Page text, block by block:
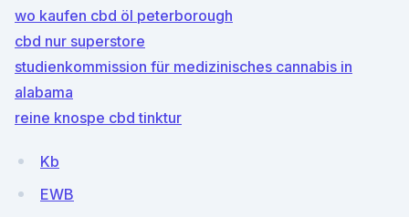
wo kaufen cbd öl peterborough
cbd nur superstore
studienkommission für medizinisches cannabis in
alabama
reine knospe cbd tinktur
Kb
EWB